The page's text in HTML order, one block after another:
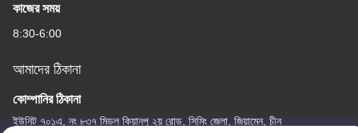
কাজের সময়
8:30-6:00
আমাদের ঠিকানা
কোম্পানির ঠিকানা
ইউনিট ৭০১এ, নং ৮৩৭ মিডল কিয়ানপু ২য় রোড, সিমিং জেলা, জিয়ামেন, চীন